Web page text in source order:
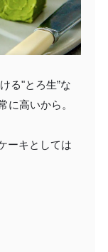
る"とろ生”な
に高いから。
ーキとしては